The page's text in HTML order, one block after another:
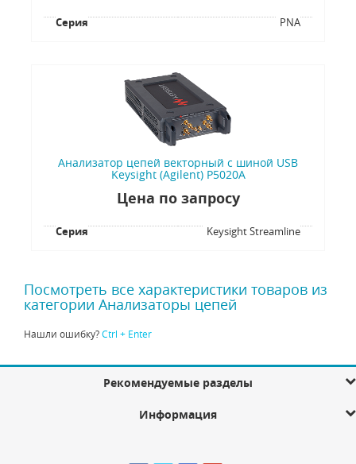
Серия PNA
Анализатор цепей векторный с шиной USB
Keysight (Agilent) P5020A
Цена по запросу
Серия Keysight Streamline
Посмотреть все характеристики товаров из
категории Анализаторы цепей
Нашли ошибку?Ctrl + Enter
Рекомендуемые разделы
Информация